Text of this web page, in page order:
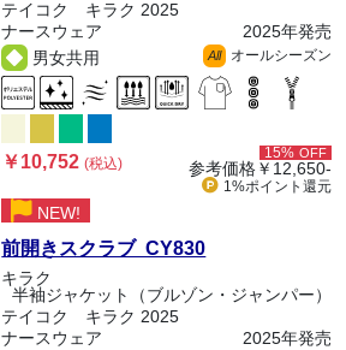
テイコク キラク 2025
ナースウェア
2025年発売
男女共用
All オールシーズン
￥10,752(税込)
15% OFF
参考価格￥12,650-
1%ポイント 還元
NEW!
前開きスクラブ CY830
キラク
半袖ジャケット（ブルゾン・ジャンパー）
テイコク キラク 2025
ナースウェア
2025年発売